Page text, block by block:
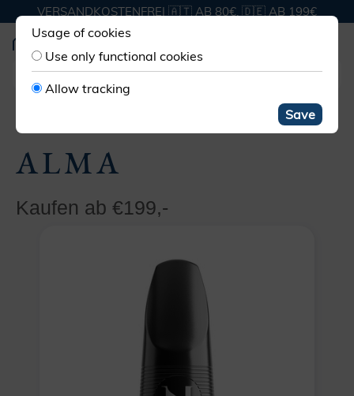
VERSANDKOSTENFREI 🇦🇹 AB 80€, 🇩🇪 AB 199€
B WIEN ALMA
ALMA
Kaufen ab €199,-
Usage of cookies
Use only functional cookies
Allow tracking
Save